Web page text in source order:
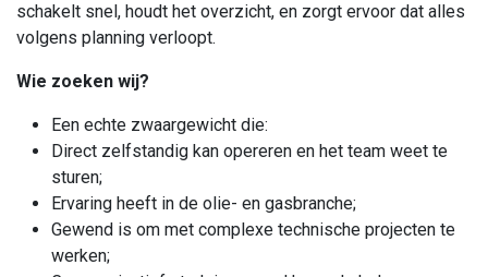
schakelt snel, houdt het overzicht, en zorgt ervoor dat alles
volgens planning verloopt.
Wie zoeken wij?
Een echte zwaargewicht die:
Direct zelfstandig kan opereren en het team weet te
sturen;
Ervaring heeft in de olie- en gasbranche;
Gewend is om met complexe technische projecten te
werken;